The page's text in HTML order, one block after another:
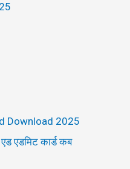
Download 2025
एडमिट कार्ड कब